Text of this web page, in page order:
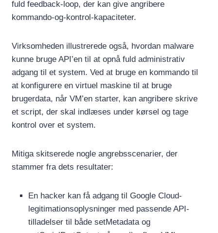
fuld feedback-loop, der kan give angribere
kommando-og-kontrol-kapaciteter.
Virksomheden illustrerede også, hvordan malware
kunne bruge API’en til at opnå fuld administrativ
adgang til et system. Ved at bruge en kommando til
at konfigurere en virtuel maskine til at bruge
brugerdata, når VM’en starter, kan angribere skrive
et script, der skal indlæses under kørsel og tage
kontrol over et system.
Mitiga skitserede nogle angrebsscenarier, der
stammer fra dets resultater:
En hacker kan få adgang til Google Cloud-
legitimationsoplysninger med passende API-
tilladelser til både setMetadata og